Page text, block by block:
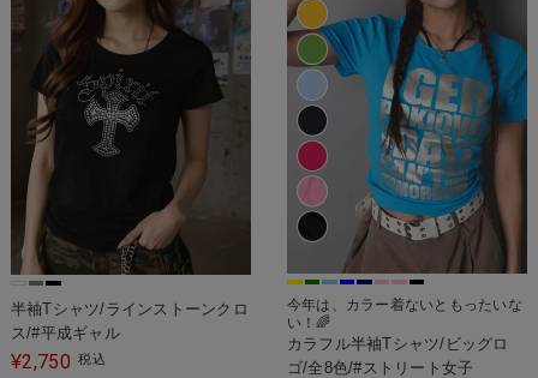
半袖Tシャツ/ラインストーンクロ
ス/#平成ギャル
¥2,750 税込
今年は、カラー着ないともったいな
い！🌈
カラフル半袖Tシャツ/ビッグロ
ゴ/全8色/#ストリート女子